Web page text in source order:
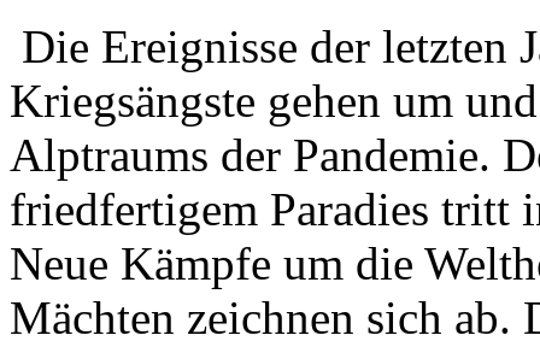
Die Ereignisse der letzten
Kriegsängste gehen um
Alptraums der Pandemie.
friedfertigem Paradies tritt
Neue Kämpfe um die
Mächten zeichnen sich